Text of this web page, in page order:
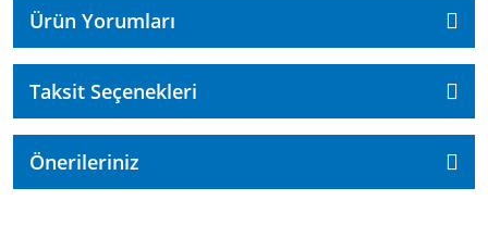
Ürün Yorumları
Taksit Seçenekleri
Önerileriniz